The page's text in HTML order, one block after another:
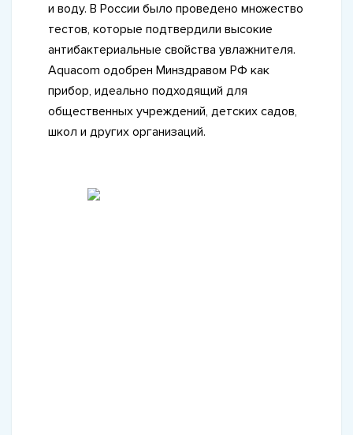
и воду. В России было проведено множество
тестов, которые подтвердили высокие
антибактериальные свойства увлажнителя.
Aquacom одобрен Минздравом РФ как
прибор, идеально подходящий для
общественных учреждений, детских садов,
школ и других организаций.